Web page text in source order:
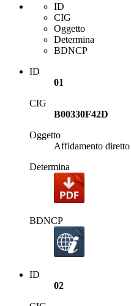
ID
CIG
Oggetto
Determina
BDNCP
ID
01
CIG
B00330F42D
Oggetto
Affidamento
Determina
BDNCP
ID
02